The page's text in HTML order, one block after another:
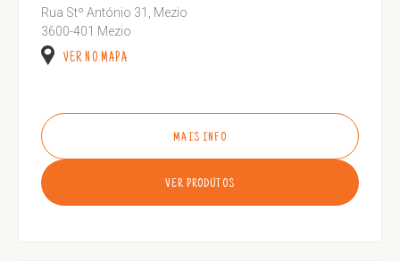
Rua Stº António 31, Mezio
3600-401 Mezio
VER NO MAPA
MAIS INFO
VER PRODUTOS